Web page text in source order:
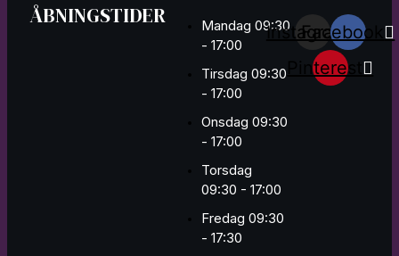
ÅBNINGSTIDER
Mandag 09:30
- 17:00
Tirsdag 09:30
- 17:00
Onsdag 09:30
- 17:00
Torsdag
09:30 - 17:00
Fredag 09:30
- 17:30
Instagram
Facebook
Pinterest